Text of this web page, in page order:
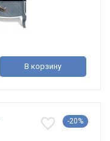
В корзину
-20%